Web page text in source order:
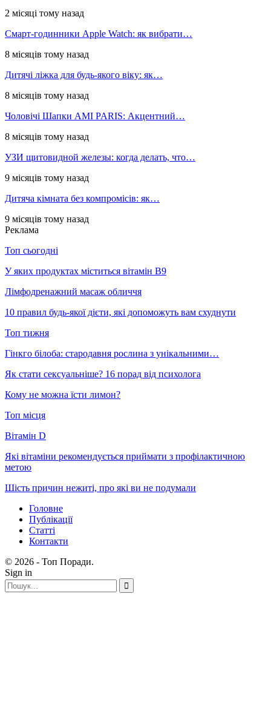
2 місяці тому назад
Смарт-годинники Apple Watch: як вибрати…
8 місяців тому назад
Дитячі ліжка для будь-якого віку: як…
8 місяців тому назад
Чоловічі Шапки AMI PARIS: Акцентний…
8 місяців тому назад
УЗИ щитовидной железы: когда делать, что…
9 місяців тому назад
Дитяча кімната без компромісів: як…
9 місяців тому назад
Реклама
Топ сьогодні
У яких продуктах міститься вітамін В9
Лімфодренажний масаж обличчя
10 правил будь-якої дієти, які допоможуть вам схуднути
Топ тижня
Гінкго білоба: стародавня рослина з унікальними…
Як стати сексуальніше? 16 порад від психолога
Кому не можна їсти лимон?
Топ місця
Вітамін D
Які вітаміни рекомендується приймати з профілактичною
метою
Шість причин нежиті, про які ви не подумали
Головне
Публікації
Статті
Контакти
© 2026 - Топ Поради.
Sign in